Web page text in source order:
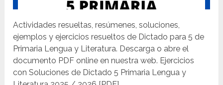
Actividades resueltas, resúmenes, soluciones,
ejemplos y ejercicios resueltos de Dictado para 5 de
Primaria Lengua y Literatura. Descarga o abre el
documento PDF online en nuestra web. Ejercicios
con Soluciones de Dictado 5 Primaria Lengua y